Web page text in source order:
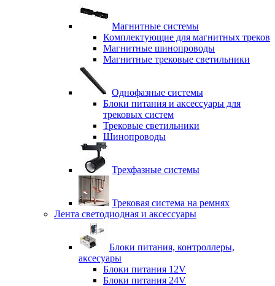
Магнитные системы
Комплектующие для магнитных треков
Магнитные шинопроводы
Магнитные трековые светильники
Однофазные системы
Блоки питания и аксессуары для
трековых систем
Трековые светильники
Шинопроводы
Трехфазные системы
Трековая система на ремнях
Лента светодиодная и аксессуары
Блоки питания, контроллеры,
аксесуары
Блоки питания 12V
Блоки питания 24V